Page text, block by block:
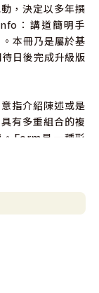
，決定以多年撰
：講道簡明手
本冊乃是屬於基
日後完成升級版
介紹陳述或是
有多重組合的複
Form是一種形
構。
筆者以四個 W來
（What）、「為
」（Who）以及
講道本質的認識
狀態」（Forma
道的傳播功效（